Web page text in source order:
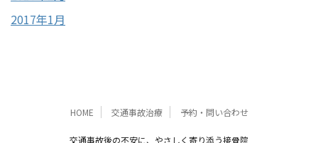
2017年1月
HOME 交通事故治療 予約・問い合わせ
交通事故後の不安に、やさしく寄り添う接骨院